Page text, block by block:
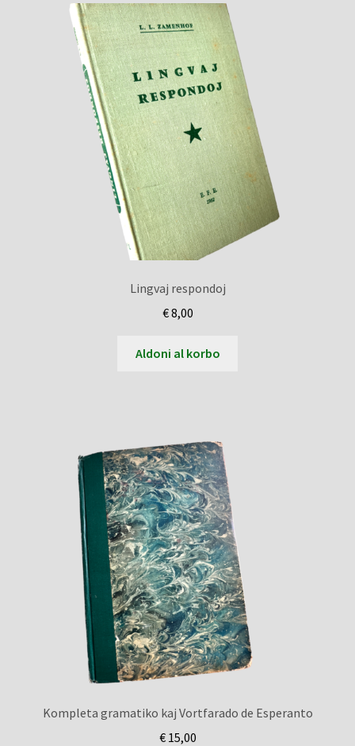
Lingvaj respondoj
€8,00
Aldoni al korbo
Kompleta gramatiko kaj Vortfarado de Esperanto
€15,00